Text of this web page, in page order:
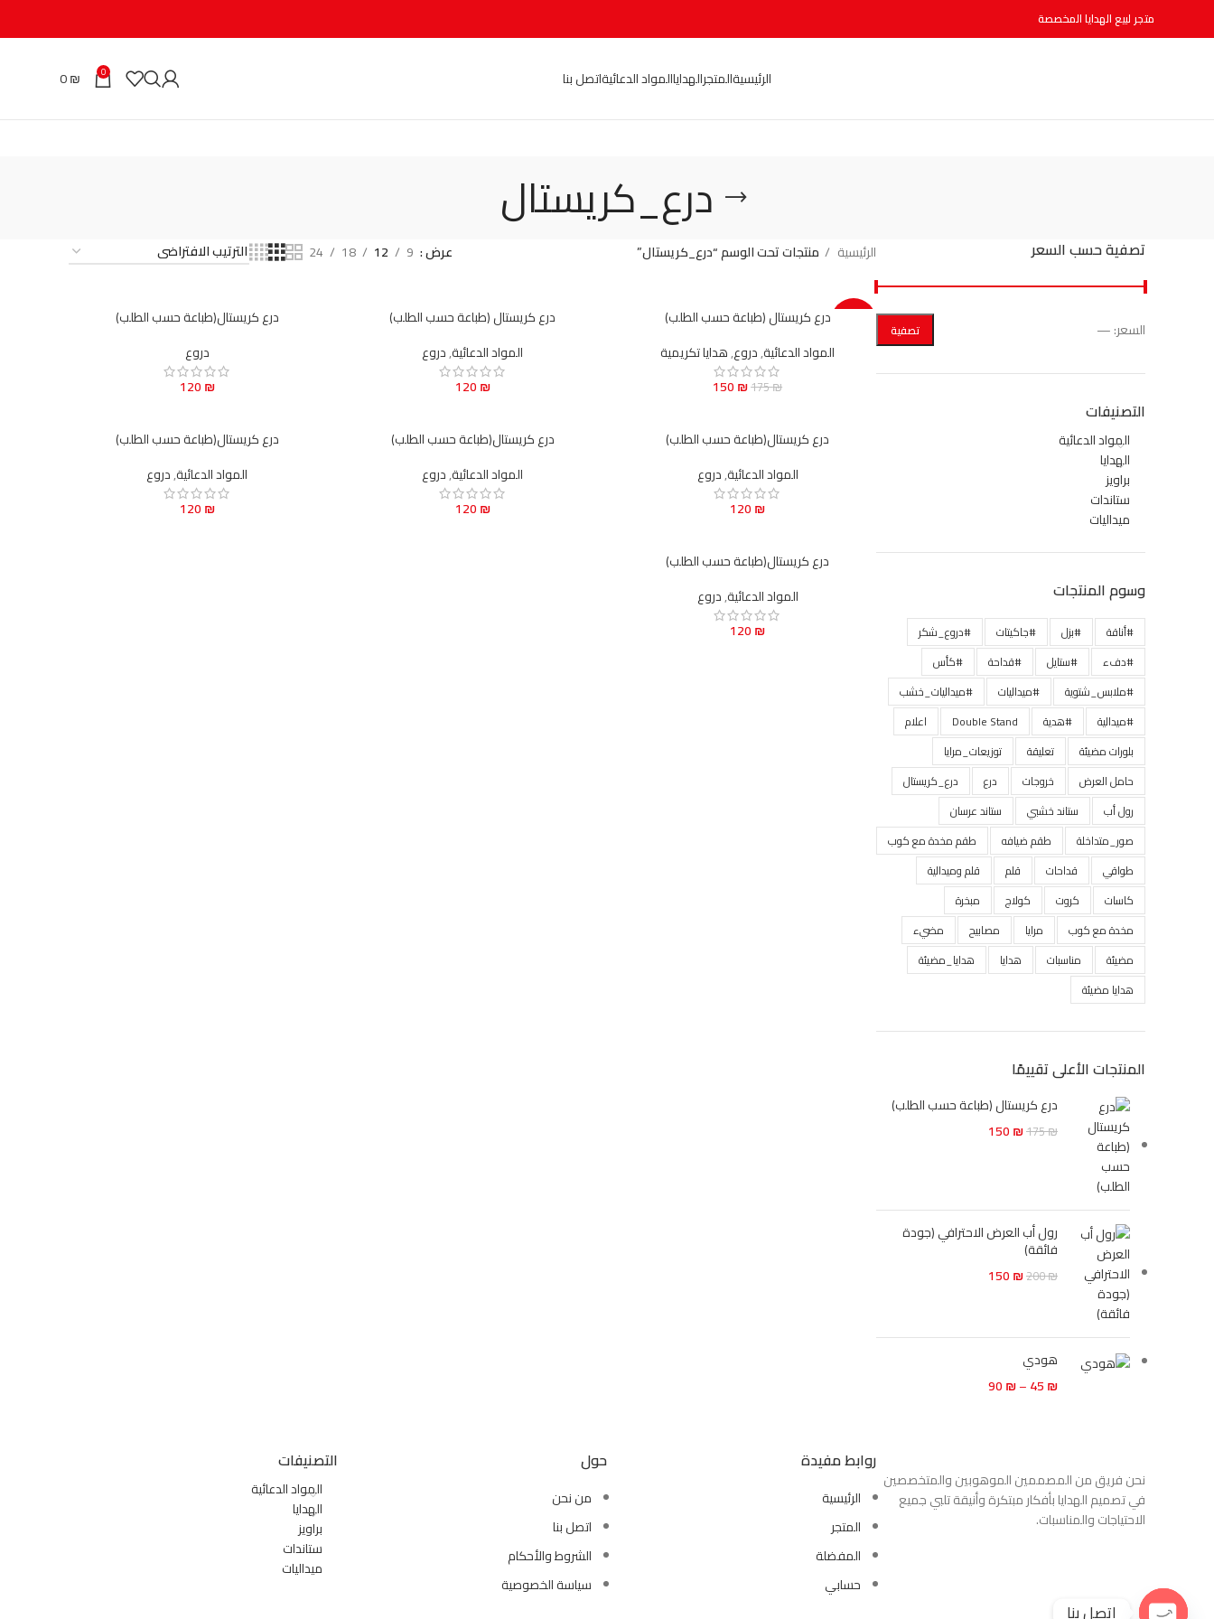
متجر لبيع الهدايا المخصصة
الرئيسيةالمتجرالهداياالمواد الدعائيةاتصل بنا 0
0₪
درع_كريستال
تصفية حسب السعر
تصفية السعر:—
التصنيفات
المواد الدعائية
الهدايا
براويز
ستاندات
ميداليات
وسوم المنتجات
#أناقة #بزل #جاكيتات
#دروع_شكر
#دفء
#ستايل #قداحة
#كأس
#ملابس_شتوية
#ميداليات
#ميداليات_خشب
#ميدالية
#هدية Double Stand
اعلام
بلورات مضيئة
تعليقة
توزيعات_مرايا
حامل العرض
خروجات درع
درع_كريستال
رول أب
ستاند خشبي
ستاند عرسان
صور_متداخلة
طقم ضيافه
طقم مخدة مع كوب
طواقي
قداحات قلم
قلم وميدالية
كاسات
كروت كولاج
مبخرة
مخدة مع كوب
مرايا مصابيح
مضيء
مضيئة
مناسبات هدايا
هدايا_مضيئة
هدايا مضيئة
المنتجات الأعلى تقييمًا
درع كريستال (طباعة حسب الطلب)
175₪
150₪
رول أب العرض الاحترافي (جودة
فائقة)
200₪
150₪
هودي
45₪
–
90₪
الرئيسية منتجات تحت الوسم “درع_كريستال” عرض 9
12
18
24
درع كريستال (طباعة حسب الطلب)
المواد الدعائية,دروع,هدايا تكريمية
175₪
150₪
درع كريستال (طباعة حسب الطلب)
المواد الدعائية,دروع
120₪
درع كريستال(طباعة حسب الطلب)
دروع
120₪
درع كريستال(طباعة حسب الطلب)
المواد الدعائية,دروع
120₪
درع كريستال(طباعة حسب الطلب)
المواد الدعائية,دروع
120₪
درع كريستال(طباعة حسب الطلب)
المواد الدعائية,دروع
120₪
درع كريستال(طباعة حسب الطلب)
المواد الدعائية,دروع
120₪
نحن فريق من المصممين الموهوبين والمتخصصين
في تصميم الهدايا بأفكار مبتكرة وأنيقة تلبي جميع
الاحتياجات والمناسبات.
روابط مفيدة
الرئيسية
المتجر
المفضلة
حسابي
حول
من نحن
اتصل بنا
الشروط والأحكام
سياسة الخصوصية
التصنيفات
المواد الدعائية
الهدايا
براويز
ستاندات
ميداليات
اتصل بنا